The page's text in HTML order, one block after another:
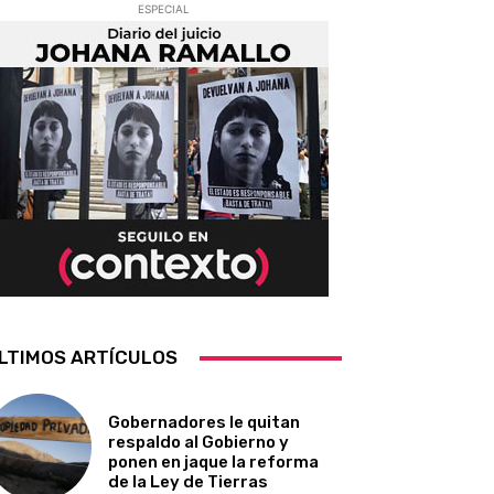
ESPECIAL
ARTÍCULOS
Gobernadores le quitan
respaldo al Gobierno y
ponen en jaque la reforma
de la Ley de Tierras